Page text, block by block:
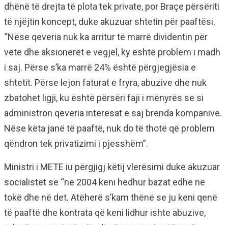
dhënë të drejta të plota tek private, por Braçe përsëriti
të njëjtin koncept, duke akuzuar shtetin për paaftësi.
“Nëse qeveria nuk ka arritur të marrë dividentin për
vete dhe aksionerët e vegjël, ky është problem i madh
i saj. Përse s’ka marrë 24% është përgjegjësia e
shtetit. Përse lejon faturat e fryra, abuzive dhe nuk
zbatohet ligji, ku është përsëri faji i mënyrës se si
administron qeveria interesat e saj brenda kompanive.
Nëse këta janë të paaftë, nuk do të thotë që problem
qëndron tek privatizimi i pjesshëm”.
Ministri i METE iu përgjigj këtij vlerësimi duke akuzuar
socialistët se “në 2004 keni hedhur bazat edhe në
tokë dhe në det. Atëherë s’kam thënë se ju keni qenë
të paaftë dhe kontrata që keni lidhur ishte abuzive,